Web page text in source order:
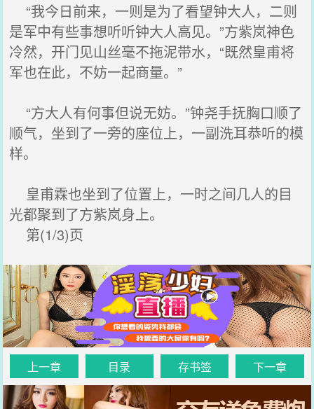
“我今日前来，一则是为了看望钟大人，二则
是军中有些事想听听钟大人高见。”方紫岚神色
冷然，开门见山丝毫不拖泥带水，“既然皇甫将
军也在此，不妨一起商量。”
“方大人有何事但说无妨。”钟尧手抚胸口顺了
顺气，坐到了一旁的座位上，一副洗耳恭听的模
样。
皇甫霖也坐到了位置上，一时之间几人的目
光都聚到了方紫岚身上。
第(1/3)页
上一章 目录 存书签 下一章